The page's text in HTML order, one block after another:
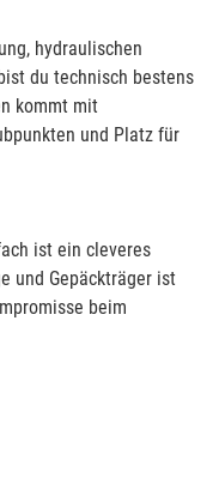
hydraulischen
du technisch bestens
kommt mit
und Platz für
ist ein cleveres
und Gepäckträger ist
beim